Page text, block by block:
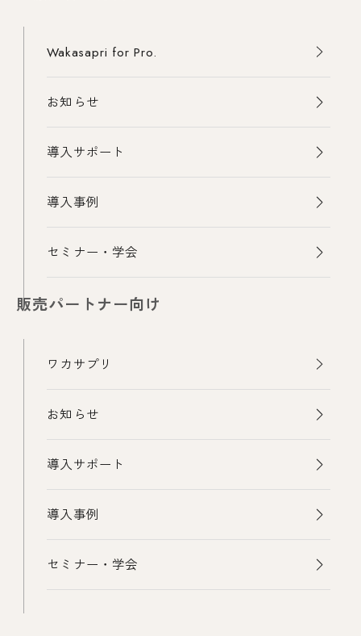
Wakasapri for Pro.
お知らせ
導入サポート
導入事例
セミナー・学会
販売パートナー向け
ワカサプリ
お知らせ
導入サポート
導入事例
セミナー・学会